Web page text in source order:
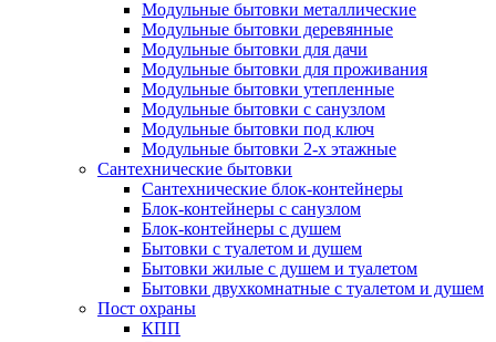
Модульные бытовки металлические
Модульные бытовки деревянные
Модульные бытовки для дачи
Модульные бытовки для проживания
Модульные бытовки утепленные
Модульные бытовки с санузлом
Модульные бытовки под ключ
Модульные бытовки 2-х этажные
Сантехнические бытовки
Сантехнические блок-контейнеры
Блок-контейнеры с санузлом
Блок-контейнеры с душем
Бытовки с туалетом и душем
Бытовки жилые с душем и туалетом
Бытовки двухкомнатные с туалетом и душем
Пост охраны
КПП